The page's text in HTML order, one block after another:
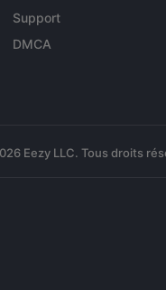
Support
DMCA
Eezy LLC. Tous droits